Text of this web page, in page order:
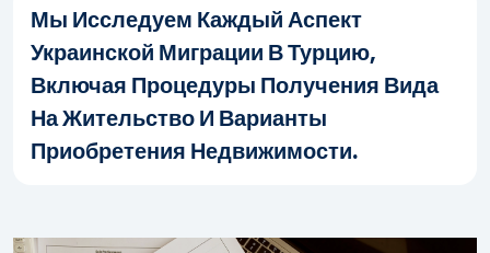
Мы Исследуем Каждый Аспект
Украинской Миграции В Турцию,
Включая Процедуры Получения Вида
На Жительство И Варианты
Приобретения Недвижимости.